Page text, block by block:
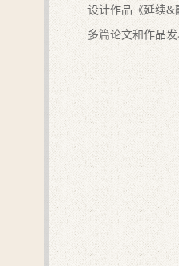
设计作品《延续&
多篇论文和作品